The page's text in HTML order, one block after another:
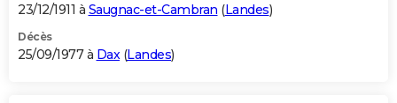
23/12/1911 à Saugnac-et-Cambran (Landes)
Décès
25/09/1977 à Dax (Landes)